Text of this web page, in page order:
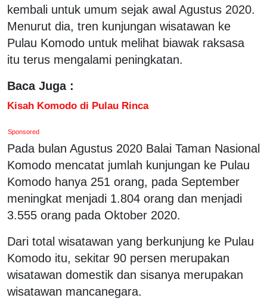
kembali untuk umum sejak awal Agustus 2020.
Menurut dia, tren kunjungan wisatawan ke
Pulau Komodo untuk melihat biawak raksasa
itu terus mengalami peningkatan.
Baca Juga :
Kisah Komodo di Pulau Rinca
Sponsored
Pada bulan Agustus 2020 Balai Taman Nasional
Komodo mencatat jumlah kunjungan ke Pulau
Komodo hanya 251 orang, pada September
meningkat menjadi 1.804 orang dan menjadi
3.555 orang pada Oktober 2020.
Dari total wisatawan yang berkunjung ke Pulau
Komodo itu, sekitar 90 persen merupakan
wisatawan domestik dan sisanya merupakan
wisatawan mancanegara.